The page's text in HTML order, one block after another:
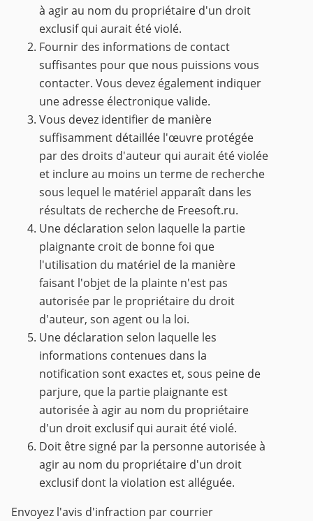
à agir au nom du propriétaire d'un droit
exclusif qui aurait été violé.
Fournir des informations de contact
suffisantes pour que nous puissions vous
contacter. Vous devez également indiquer
une adresse électronique valide.
Vous devez identifier de manière
suffisamment détaillée l'œuvre protégée
par des droits d'auteur qui aurait été violée
et inclure au moins un terme de recherche
sous lequel le matériel apparaît dans les
résultats de recherche de Freesoft.ru.
Une déclaration selon laquelle la partie
plaignante croit de bonne foi que
l'utilisation du matériel de la manière
faisant l'objet de la plainte n'est pas
autorisée par le propriétaire du droit
d'auteur, son agent ou la loi.
Une déclaration selon laquelle les
informations contenues dans la
notification sont exactes et, sous peine de
parjure, que la partie plaignante est
autorisée à agir au nom du propriétaire
d'un droit exclusif qui aurait été violé.
Doit être signé par la personne autorisée à
agir au nom du propriétaire d'un droit
exclusif dont la violation est alléguée.
Envoyez l'avis d'infraction par courrier